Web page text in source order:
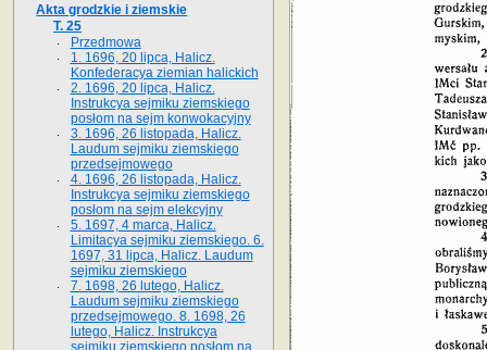
Akta grodzkie i ziemskie
T. 25
Przedmowa
1. 1696, 20 lipca, Halicz.
Konfederacya ziemian halickich
2. 1696, 20 lipca, Halicz.
Instrukcya sejmiku ziemskiego
posłom na sejm konwokacyjny
3. 1696, 26 listopada, Halicz.
Laudum sejmiku ziemskiego
przedsejmowego
4. 1696, 26 listopada, Halicz.
Instrukcya sejmiku ziemskiego
posłom na sejm elekcyjny
5. 1697, 4 marca, Halicz.
Limitacya sejmiku ziemskiego. 6.
1697, 31 lipca, Halicz. Laudum
sejmiku ziemskiego
7. 1698, 26 lutego, Halicz.
Laudum sejmiku ziemskiego
przedsejmowego. 8. 1698, 26
lutego, Halicz. Instrukcya
sejmiku ziemskiego posłom na